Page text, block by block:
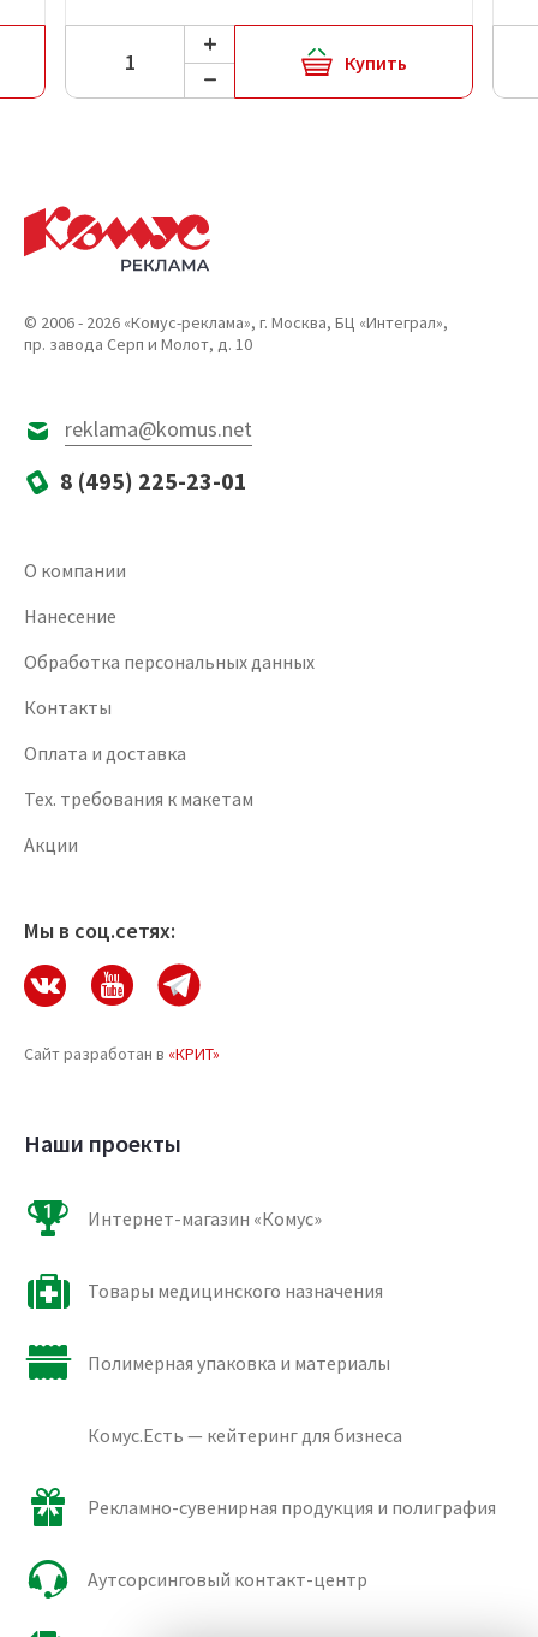
Купить
© 2006 - 2026 «Комус-реклама», г. Москва, БЦ «Интеграл»,
пр. завода Серп и Молот, д. 10
reklama@komus.net
8 (495) 225-23-01
О компании
Нанесение
Обработка персональных данных
Контакты
Оплата и доставка
Тех. требования к макетам
Акции
Мы в соц.сетях:
Сайт разработан в «КРИТ»
Наши проекты
Интернет-магазин «Комус»
Товары медицинского назначения
Полимерная упаковка и материалы
Комус.Есть — кейтеринг для бизнеса
Рекламно-сувенирная продукция и полиграфия
Аутсорсинговый контакт-центр